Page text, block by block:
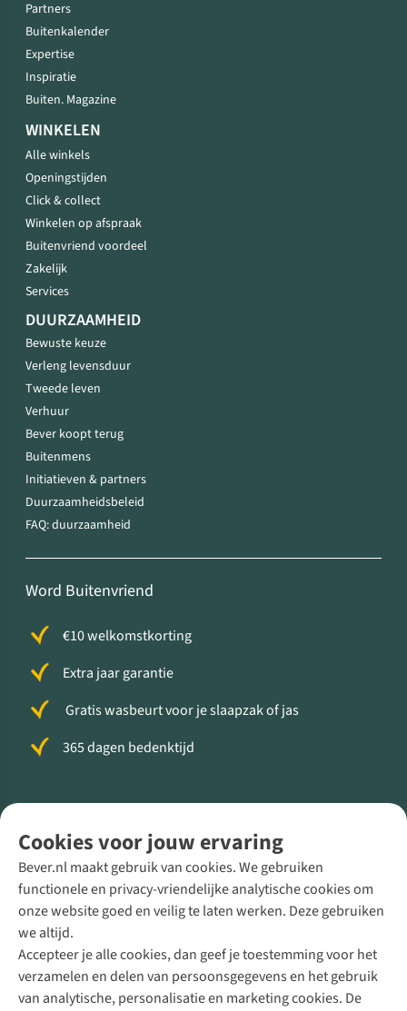
Cookies voor jouw ervaring
Bever.nl maakt gebruik van cookies. We gebruiken
functionele en privacy-vriendelijke analytische cookies om
onze website goed en veilig te laten werken. Deze gebruiken
we altijd.
Accepteer je alle cookies, dan geef je toestemming voor het
verzamelen en delen van persoonsgegevens en het gebruik
van analytische, personalisatie en marketing cookies. De
Partners
Buitenkalender
Expertise
Inspiratie
Buiten. Magazine
WINKELEN
Alle winkels
Openingstijden
Click & collect
Winkelen op afspraak
Buitenvriend voordeel
Zakelijk
Services
DUURZAAMHEID
Bewuste keuze
Verleng levensduur
Tweede leven
Verhuur
Bever koopt terug
Buitenmens
Initiatieven & partners
Duurzaamheidsbeleid
FAQ: duurzaamheid
Word Buitenvriend
€10 welkomstkorting
Extra jaar garantie
Gratis wasbeurt voor je slaapzak of jas
365 dagen bedenktijd
Direct advies van een Buitenexpert
+31 (0)85 888 50 88
+31 6 12 28 49 80